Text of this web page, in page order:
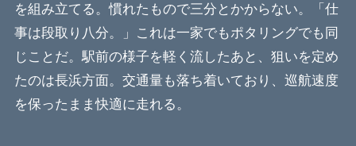
を組み立てる。慣れたもので三分とかからない。「仕
事は段取り八分。」これは一家でもポタリングでも同
じことだ。駅前の様子を軽く流したあと、狙いを定め
たのは長浜方面。交通量も落ち着いており、巡航速度
を保ったまま快適に走れる。